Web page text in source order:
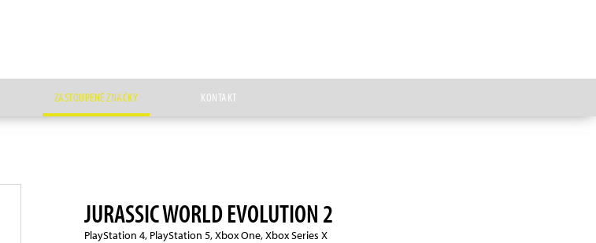
ZASTOUPENÉ ZNAČKY KONTAKT
JURASSIC WORLD EVOLUTION 2
PlayStation 4, PlayStation 5, Xbox One, Xbox Series X